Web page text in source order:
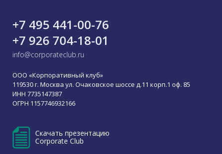
+7 495 441-00-76
+7 926 704-18-01
info@corporateclub.ru
ООО «Корпоративный клуб»
119530 г. Москва ул. Очаковское шоссе д.11 корп.1 оф. 85
ИНН 7735147387
ОГРН 1157746932166
Скачать презентацию
Corporate Club